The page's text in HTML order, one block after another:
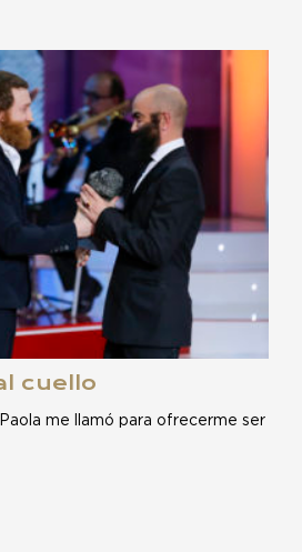
cuello
me llamó para ofrecerme ser